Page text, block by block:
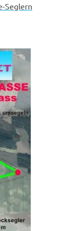
Seglern